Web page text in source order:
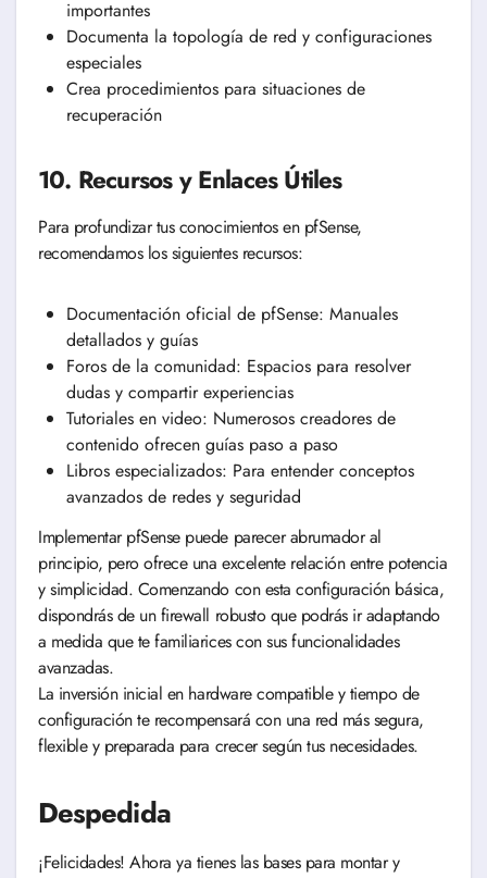
importantes
Documenta la topología de red y configuraciones
especiales
Crea procedimientos para situaciones de
recuperación
10. Recursos y Enlaces Útiles
Para profundizar tus conocimientos en pfSense,
recomendamos los siguientes recursos:
Documentación oficial de pfSense: Manuales
detallados y guías
Foros de la comunidad: Espacios para resolver
dudas y compartir experiencias
Tutoriales en video: Numerosos creadores de
contenido ofrecen guías paso a paso
Libros especializados: Para entender conceptos
avanzados de redes y seguridad
Implementar pfSense puede parecer abrumador al
principio, pero ofrece una excelente relación entre potencia
y simplicidad. Comenzando con esta configuración básica,
dispondrás de un firewall robusto que podrás ir adaptando
a medida que te familiarices con sus funcionalidades
avanzadas.
La inversión inicial en hardware compatible y tiempo de
configuración te recompensará con una red más segura,
flexible y preparada para crecer según tus necesidades.
Despedida
¡Felicidades! Ahora ya tienes las bases para montar y